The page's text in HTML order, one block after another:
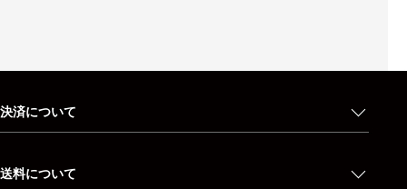
決済について
送料について